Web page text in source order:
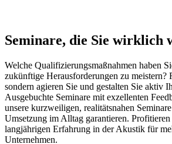
Seminare, die Sie wirklich
Welche Qualifizierungsmaßnahmen haben
zukünftige Herausforderungen zu meistern?
sondern agieren Sie und gestalten Sie aktiv
Ausgebuchte Seminare mit exzellenten
unsere kurzweiligen, realitätsnahen
Umsetzung im Alltag garantieren.
langjährigen Erfahrung in der Akustik für
Unternehmen.